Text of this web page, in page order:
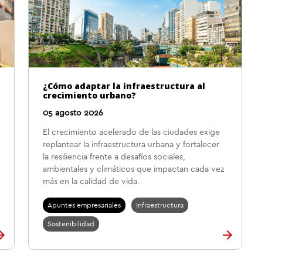
¿Cómo adaptar la infraestructura al
crecimiento urbano?
05 agosto 2026
El crecimiento acelerado de las ciudades exige
replantear la infraestructura urbana y fortalecer
la resiliencia frente a desafíos sociales,
ambientales y climáticos que impactan cada vez
más en la calidad de vida.
Apuntes empresariales Infraestructura
Sostenibilidad